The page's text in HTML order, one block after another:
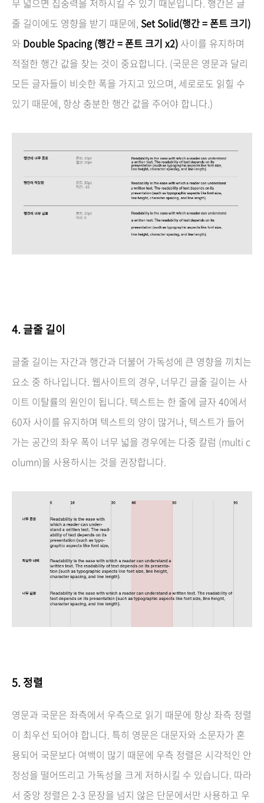
무 넓으면 집중력을 저하시킬 수 있기 때문입니다. 행간은 글
줄 길이에도 영향을 받기 때문에, Set Solid(행간 = 폰트 크기)
와 Double Spacing (행간 = 폰트 크기 x2) 사이를 유지하며
적절한 행간 값을 찾는 것이 중요합니다. (국문은 영문과 달리
모든 글자들이 비슷한 폭을 가지고 있으며, 세로로도 읽힐 수
있기 때문에, 항상 충분한 행간 값을 주어야 합니다.)
4. 글줄 길이
글줄 길이는 자간과 행간과 더불어 가독성에 큰 영향을 끼치는
요소 중 하나입니다. 웹사이트의 경우, 너무긴 글줄 길이는 사
이트 이탈률의 원인이 됩니다. 텍스트는 한 줄에 글자 40에서
60자 사이를 유지하며 텍스트의 양이 많거나, 텍스트가 들어
가는 공간의 좌우 폭이 너무 넓을 경우에는 다중 칼럼 (multi c
olumn)을 사용하시는 것을 권장합니다.
5.정렬
영문과 국문은 좌측에서 우측으로 읽기 때문에 항상 좌측 정렬
이 최우선 되어야 합니다. 특히 영문은 대문자와 소문자가 혼
용되어 국문보다 여백이 많기 때문에 우측 정렬은 시각적인 안
정성을 떨어뜨리고 가독성을 크게 저하시킬 수 있습니다. 따라
서 중앙 정렬은 2-3 문장을 넘지 않은 단문에서만 사용하고 우